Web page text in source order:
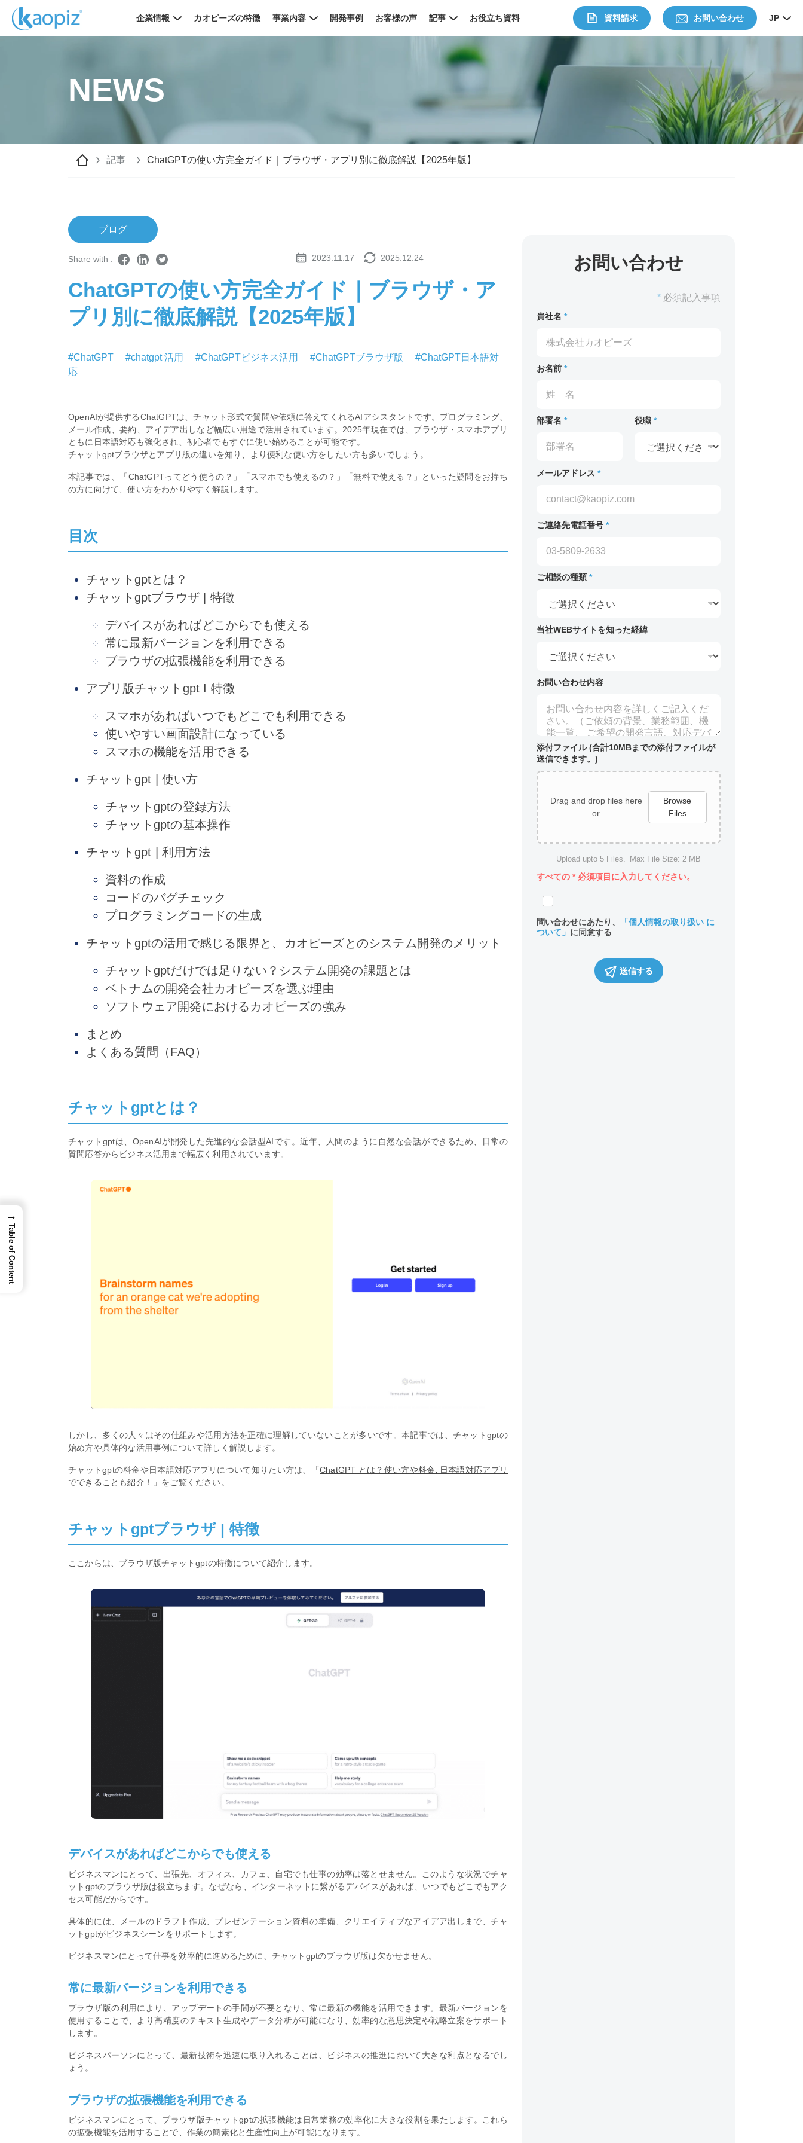
企業情報 カオピーズの特徴 事業内容 開発事例 お客様の声 記事 お役立ち資料 JP
資料請求 お問い合わせ
NEWS
記事 ChatGPTの使い方完全ガイド｜ブラウザ・アプリ別に徹底解説【2025年版】
ブログ
Share with : 2023.11.17 2025.12.24
ChatGPTの使い方完全ガイド｜ブラウザ・ア
プリ別に徹底解説【2025年版】
#ChatGPT #chatgpt 活用 #ChatGPTビジネス活用 #ChatGPTブラウザ版
#ChatGPT日本語対
応
OpenAIが提供するChatGPTは、チャット形式で質問や依頼に答えてくれるAIアシスタントです。プログラミング、
メール作成、要約、アイデア出しなど幅広い用途で活用されています。2025年現在では、ブラウザ・スマホアプリ
ともに日本語対応も強化され、初心者でもすぐに使い始めることが可能です。
チャットgptブラウザとアプリ版の違いを知り、より便利な使い方をしたい方も多いでしょう。
本記事では、「ChatGPTってどう使うの？」「スマホでも使えるの？」「無料で使える？」といった疑問をお持ち
の方に向けて、使い方をわかりやすく解説します。
目次
チャットgptとは？
チャットgptブラウザ | 特徴
デバイスがあればどこからでも使える
常に最新バージョンを利用できる
ブラウザの拡張機能を利用できる
アプリ版チャットgpt I 特徴
スマホがあればいつでもどこでも利用できる
使いやすい画面設計になっている
スマホの機能を活用できる
チャットgpt | 使い方
チャットgptの登録方法
チャットgptの基本操作
チャットgpt | 利用方法
資料の作成
コードのバグチェック
プログラミングコードの生成
チャットgptの活用で感じる限界と、カオピーズとのシステム開発のメリット
チャットgptだけでは足りない？システム開発の課題とは
ベトナムの開発会社カオピーズを選ぶ理由
ソフトウェア開発におけるカオピーズの強み
まとめ
よくある質問（FAQ）
チャットgptとは？
チャットgptは、OpenAIが開発した先進的な会話型AIです。近年、人間のように自然な会話ができるため、日常の
質問応答からビジネス活用まで幅広く利用されています。
しかし、多くの人々はその仕組みや活用方法を正確に理解していないことが多いです。本記事では、チャットgptの
始め方や具体的な活用事例について詳しく解説します。
チャットgptの料金や日本語対応アプリについて知りたい方は、「ChatGPT とは？使い方や料金､日本語対応アプリ
でできることも紹介！
」をご覧ください。
チャットgptブラウザ | 特徴
ここからは、ブラウザ版チャットgptの特徴について紹介します。
デバイスがあればどこからでも使える
ビジネスマンにとって、出張先、オフィス、カフェ、自宅でも仕事の効率は落とせません。このような状況でチャ
ットgptのブラウザ版は役立ちます。なぜなら、インターネットに繋がるデバイスがあれば、いつでもどこでもアク
セス可能だからです。
具体的には、メールのドラフト作成、プレゼンテーション資料の準備、クリエイティブなアイデア出しまで、チャ
ットgptがビジネスシーンをサポートします。
ビジネスマンにとって仕事を効率的に進めるために、チャットgptのブラウザ版は欠かせません。
常に最新バージョンを利用できる
ブラウザ版の利用により、アップデートの手間が不要となり、常に最新の機能を活用できます。最新バージョンを
使用することで、より高精度のテキスト生成やデータ分析が可能になり、効率的な意思決定や戦略立案をサポート
します。
ビジネスパーソンにとって、最新技術を迅速に取り入れることは、ビジネスの推進において大きな利点となるでし
ょう。
ブラウザの拡張機能を利用できる
ビジネスマンにとって、ブラウザ版チャットgptの拡張機能は日常業務の効率化に大きな役割を果たします。これら
の拡張機能を活用することで、作業の簡素化と生産性向上が可能になります。
お問い合わせ
* 必須記入事項
貴社名 *
お名前 *
部署名 * 役職 *
メールアドレス *
ご連絡先電話番号 *
ご相談の種類 *
当社WEBサイトを知った経緯
お問い合わせ内容
添付ファイル (合計10MBまでの添付ファイルが
送信できます。)
Drag and drop files here
or
Browse
Files
Upload upto 5 Files. Max File Size: 2 MB
すべての *必須項目に入力してください。
問い合わせにあたり、
「個人情報の取り扱い に
ついて」 に同意する
送信する
→
Table of Content